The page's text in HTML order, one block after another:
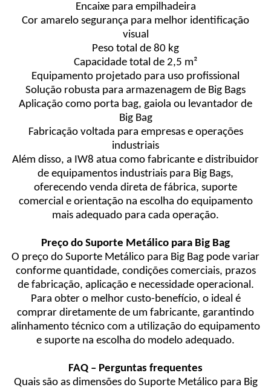
Encaixe para empilhadeira
Cor amarelo segurança para melhor identificação
visual
Peso total de 80 kg
Capacidade total de 2,5 m²
Equipamento projetado para uso profissional
Solução robusta para armazenagem de Big Bags
Aplicação como porta bag, gaiola ou levantador de
Big Bag
Fabricação voltada para empresas e operações
industriais
Além disso, a IW8 atua como fabricante e distribuidor
de equipamentos industriais para Big Bags,
oferecendo venda direta de fábrica, suporte
comercial e orientação na escolha do equipamento
mais adequado para cada operação.
Preço do Suporte Metálico para Big Bag
O preço do Suporte Metálico para Big Bag pode variar
conforme quantidade, condições comerciais, prazos
de fabricação, aplicação e necessidade operacional.
Para obter o melhor custo-benefício, o ideal é
comprar diretamente de um fabricante, garantindo
alinhamento técnico com a utilização do equipamento
e suporte na escolha do modelo adequado.
FAQ – Perguntas frequentes
Quais são as dimensões do Suporte Metálico para Big